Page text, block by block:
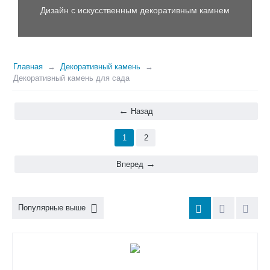
Дизайн с искусственным декоративным камнем
Главная
Декоративный камень
Декоративный камень для сада
Назад
1 2
Вперед
Популярные выше